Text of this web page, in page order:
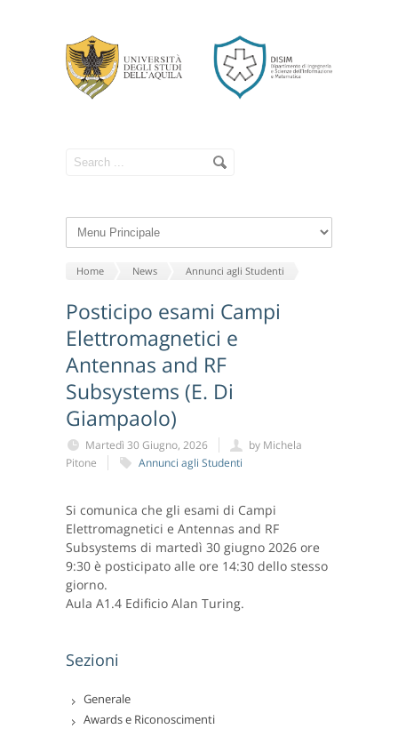
Home News Annunci agli Studenti
Posticipo esami Campi
Elettromagnetici e
Antennas and RF
Subsystems (E. Di
Giampaolo)
Martedì 30 Giugno, 2026
by Michela
Pitone
Annunci agli Studenti
Si comunica che gli esami di Campi
Elettromagnetici e Antennas and RF
Subsystems di martedì 30 giugno 2026 ore
9:30 è posticipato alle ore 14:30 dello stesso
giorno.
Aula A1.4 Edificio Alan Turing.
Sezioni
Generale
Awards e Riconoscimenti